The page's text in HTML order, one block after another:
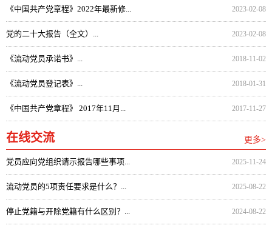
《中国共产党章程》2022年最新修... 2023-02-08
党的二十大报告（全文）... 2023-02-08
《流动党员承诺书》... 2018-11-02
《流动党员登记表》... 2018-01-31
《中国共产党章程》 2017年11月... 2017-11-27
在线交流 更多>
党员应向党组织请示报告哪些事项... 2025-11-24
流动党员的5项责任要求是什么？... 2025-08-22
停止党籍与开除党籍有什么区别？... 2024-08-22